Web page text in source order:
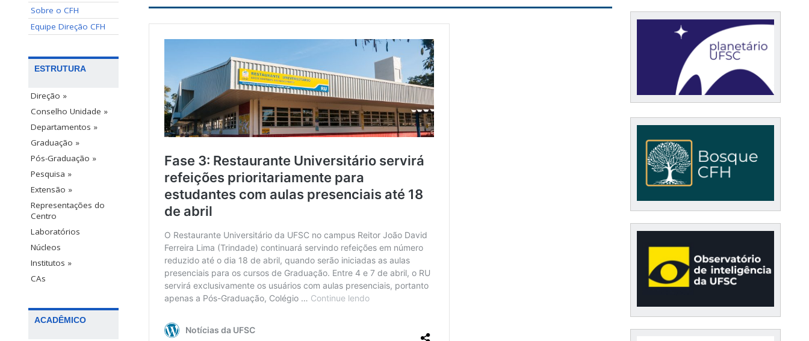
Sobre o CFH
Equipe Direção CFH
ESTRUTURA
Direção »
Conselho Unidade »
Departamentos »
Graduação »
Pós-Graduação »
Pesquisa »
Extensão »
Representações do
Centro
Laboratórios
Núcleos
Institutos »
CAs
ACADÊMICO